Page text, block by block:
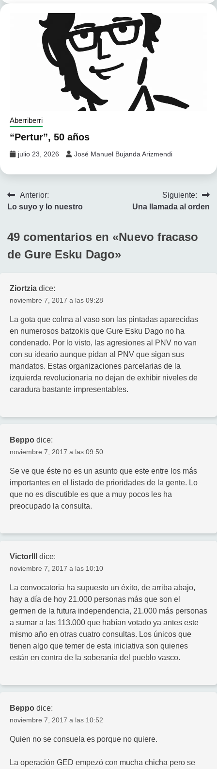
Aberriberri
“Pertur”, 50 años
julio 23, 2026 José Manuel Bujanda Arizmendi
Navegación
entradas
Anterior:
Lo suyo y lo nuestro
Siguiente:
Una llamada al orden
49 comentarios en «Nuevo fracaso
de Gure Esku Dago»
Ziortzia dice:
noviembre 7, 2017 a las 09:28
La gota que colma al vaso son las pintadas aparecidas
en numerosos batzokis que Gure Esku Dago no ha
condenado. Por lo visto, las agresiones al PNV no van
con su ideario aunque pidan al PNV que sigan sus
mandatos. Estas organizaciones parcelarias de la
izquierda revolucionaria no dejan de exhibir niveles de
caradura bastante impresentables.
Beppo dice:
noviembre 7, 2017 a las 09:50
Se ve que éste no es un asunto que este entre los más
importantes en el listado de prioridades de la gente. Lo
que no es discutible es que a muy pocos les ha
preocupado la consulta.
VictorIII dice:
noviembre 7, 2017 a las 10:10
La convocatoria ha supuesto un éxito, de arriba abajo,
hay a día de hoy 21.000 personas más que son el
germen de la futura independencia, 21.000 más personas
a sumar a las 113.000 que habían votado ya antes este
mismo año en otras cuatro consultas. Los únicos que
tienen algo que temer de esta iniciativa son quienes
están en contra de la soberanía del pueblo vasco.
Beppo dice:
noviembre 7, 2017 a las 10:52
Quien no se consuela es porque no quiere.
La operación GED empezó con mucha chicha pero se